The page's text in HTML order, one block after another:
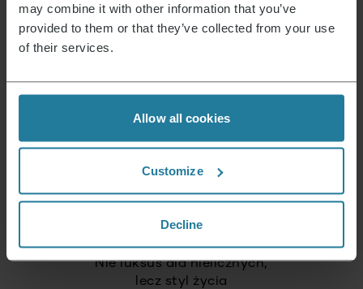
may combine it with other information that you’ve
provided to them or that they’ve collected from your use
of their services.
Allow all cookies
Customize
Decline
Premium dla wszystkich.
Nie luksus dla nielicznych,
lecz styl życia